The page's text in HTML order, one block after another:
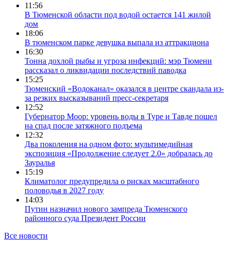
11:56
В Тюменской области под водой остается 141 жилой
дом
18:06
В тюменском парке девушка выпала из аттракциона
16:30
Тонна дохлой рыбы и угроза инфекций: мэр Тюмени
рассказал о ликвидации последствий паводка
15:25
Тюменский «Водоканал» оказался в центре скандала из-
за резких высказываний пресс-секретаря
12:52
Губернатор Моор: уровень воды в Туре и Тавде пошел
на спад после затяжного подъема
12:32
Два поколения на одном фото: мультимедийная
экспозиция «Продолжение следует 2.0» добралась до
Зауралья
15:19
Климатолог предупредила о рисках масштабного
половодья в 2027 году
14:03
Путин назначил нового зампреда Тюменского
районного суда Президент России
Все новости